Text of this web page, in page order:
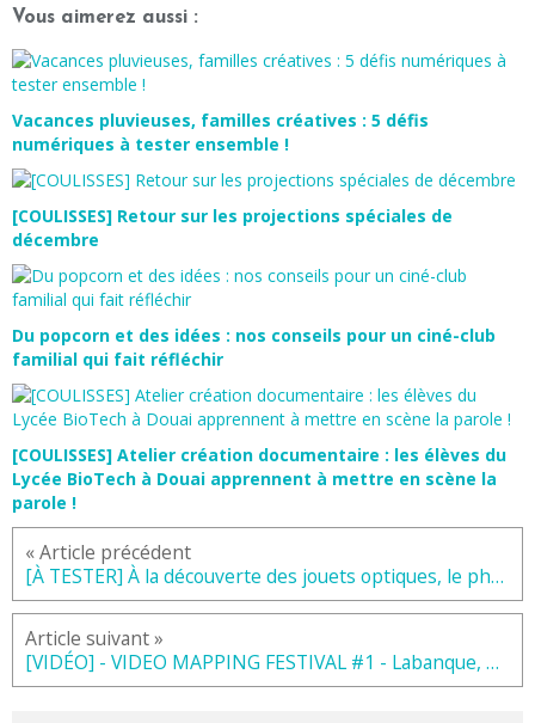
Vous aimerez aussi :
Vacances pluvieuses, familles créatives : 5 défis
numériques à tester ensemble !
[COULISSES] Retour sur les projections spéciales de
décembre
Du popcorn et des idées : nos conseils pour un ciné-club
familial qui fait réfléchir
[COULISSES] Atelier création documentaire : les élèves du
Lycée BioTech à Douai apprennent à mettre en scène la
parole !
« Article précédent
[À TESTER] À la découverte des jouets optiques, le phénakistiscope
Article suivant »
[VIDÉO] - VIDEO MAPPING FESTIVAL #1 - Labanque, Béthune, avril 2018